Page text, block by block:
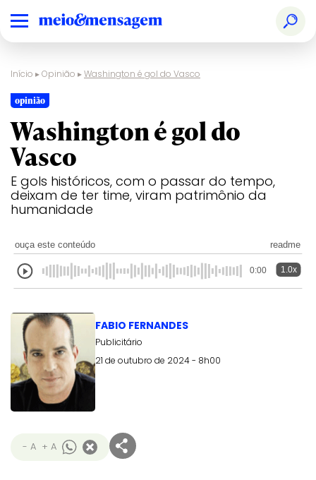
Início ▸Opinião ▸Washington é gol do Vasco
opinião
Washington é gol do
Vasco
E gols históricos, com o passar do tempo,
deixam de ter time, viram patrimônio da
humanidade
ouça este conteúdo readme
0:00 1.0x
FABIO FERNANDES
Publicitário
21 de outubro de 2024 - 8h00
- A + A